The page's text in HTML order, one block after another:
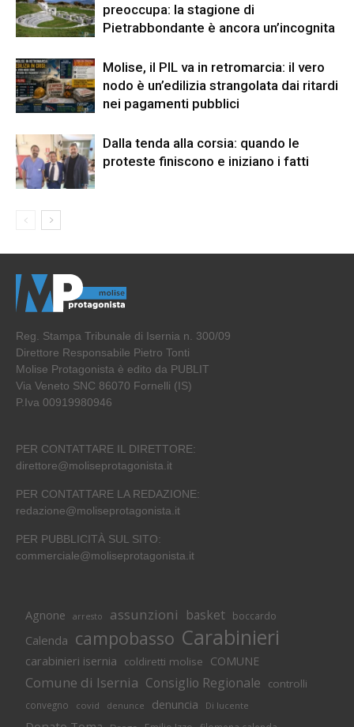
preoccupa: la stagione di
Pietrabbondante è ancora un’incognita
Molise, il PIL va in retromarcia: il vero
nodo è un’edilizia strangolata dai ritardi
nei pagamenti pubblici
Dalla tenda alla corsia: quando le
proteste finiscono e iniziano i fatti
Reg. Stampa Tribunale di Isernia n. 300/09
Direttore Responsabile Pietro Tonti
Molise Protagonista è edito da PUBLIT
Via Veneto SNC 86070 Fornelli (IS)
P.Iva 00919980946
PER CONTATTARE IL DIRETTORE:
direttore@moliseprotagonista.it
PER CONTATTARE LA REDAZIONE:
redazione@moliseprotagonista.it
PER PUBBLICITÀ SUL SITO:
commerciale@moliseprotagonista.it
Agnone arresto assunzioni basket boccardo
Calenda campobasso Carabinieri
carabinieri isernia coldiretti molise COMUNE
Comune di Isernia Consiglio Regionale controlli
convegno covid denunce denuncia Di lucente